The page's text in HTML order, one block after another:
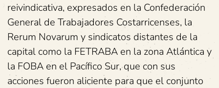
reivindicativa, expresados en la Confederación
General de Trabajadores Costarricenses, la
Rerum Novarum y sindicatos distantes de la
capital como la FETRABA en la zona Atlántica y
la FOBA en el Pacífico Sur, que con sus
acciones fueron aliciente para que el conjunto